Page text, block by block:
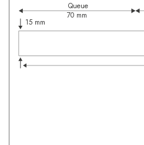
Queue
70 mm
15 mm